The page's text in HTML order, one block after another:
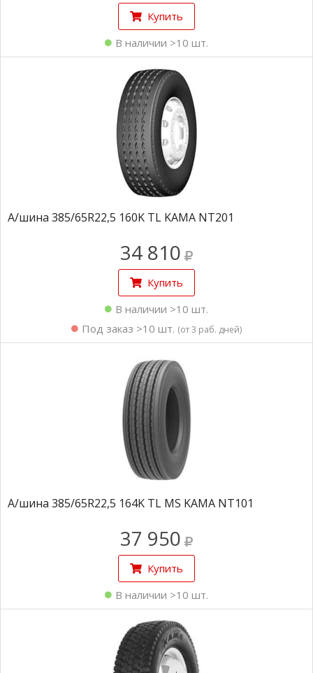
Купить
В наличии >10 шт.
А/шина 385/65R22,5 160K TL KAMA NT201
34 810
Купить
В наличии >10 шт.
Под заказ >10 шт. (от 3 раб. дней)
А/шина 385/65R22,5 164K TL MS KAMA NT101
37 950
Купить
В наличии >10 шт.